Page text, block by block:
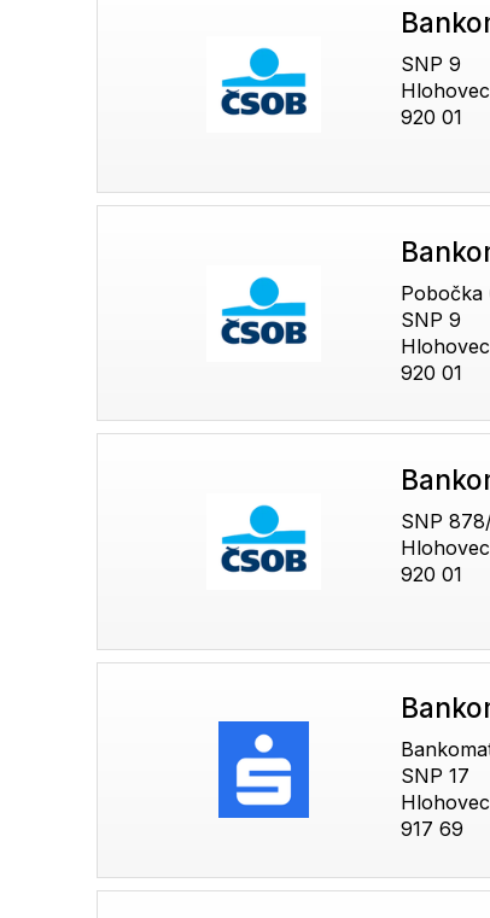
SNP 9
Hlohovec
920 01
Pobočka
SNP 9
Hlohovec
920 01
SNP
Hlohovec
920 01
SNP 17
Hlohovec
917 69